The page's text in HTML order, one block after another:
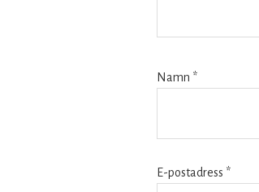
Namn *
E-postadress *